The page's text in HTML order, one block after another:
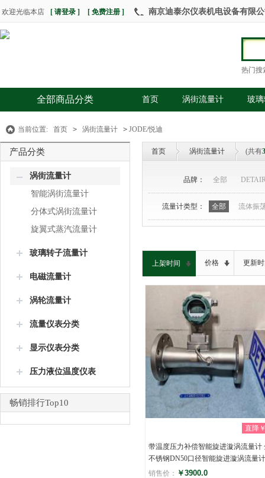
欢迎光临本店 [ 请登录 ] [ 免费注册 ] 南京迪泰尔仪表机电设备有限
热门搜
全部商品分类 首页 涡街流量计 玻
当前位置: 首页 > 涡街流量计 > JODE/悦迪
产品分类
涡街流量计
智能涡街流量计
分体式涡街流量计
旋翼式蒸汽流量计
玻璃转子流量计
电磁流量计
涡轮流量计
流量仪表分类
显示仪表分类
压力液位温度仪表
畅销排行Top10
首页 涡街流量计 (共有
品牌： 全部
流量计类型： 全部 流体振
上架时间 价格 更新
直降
带温度压力补偿智能旋进漩涡流量计
不锈钢DN50口径智能旋进漩涡流量计
销售价： ￥3900.0